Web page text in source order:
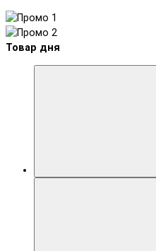
Товар дня